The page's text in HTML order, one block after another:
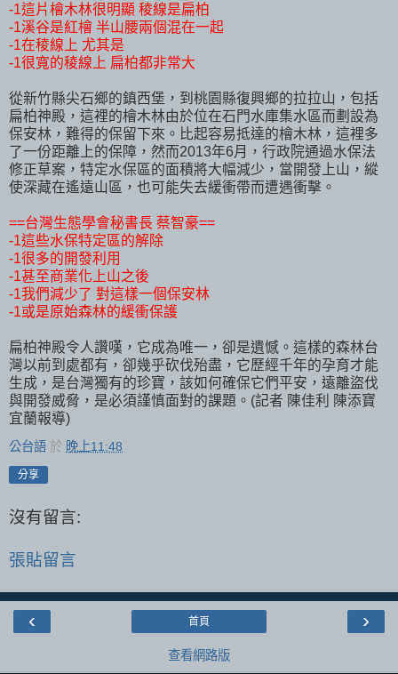
-1這片檜木林很明顯 稜線是扁柏
-1溪谷是紅檜 半山腰兩個混在一起
-1在稜線上 尤其是
-1很寬的稜線上 扁柏都非常大
從新竹縣尖石鄉的鎮西堡，到桃園縣復興鄉的拉拉山，包括
扁柏神殿，這裡的檜木林由於位在石門水庫集水區而劃設為
保安林，難得的保留下來。比起容易抵達的檜木林，這裡多
了一份距離上的保障，然而2013年6月，行政院通過水保法
修正草案，特定水保區的面積將大幅減少，當開發上山，縱
使深藏在遙遠山區，也可能失去緩衝帶而遭遇衝擊。
==台灣生態學會秘書長 蔡智豪==
-1這些水保特定區的解除
-1很多的開發利用
-1甚至商業化上山之後
-1我們減少了 對這樣一個保安林
-1或是原始森林的緩衝保護
扁柏神殿令人讚嘆，它成為唯一，卻是遺憾。這樣的森林台
灣以前到處都有，卻幾乎砍伐殆盡，它歷經千年的孕育才能
生成，是台灣獨有的珍寶，該如何確保它們平安，遠離盜伐
與開發威脅，是必須謹慎面對的課題。(記者 陳佳利 陳添寶
宜蘭報導)
公台語 於 晚上11:48
分享
沒有留言:
張貼留言
‹ ›
首頁
查看網路版